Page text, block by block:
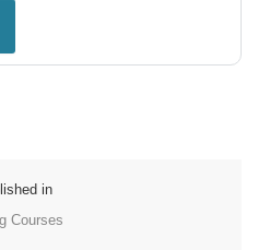
in
Courses